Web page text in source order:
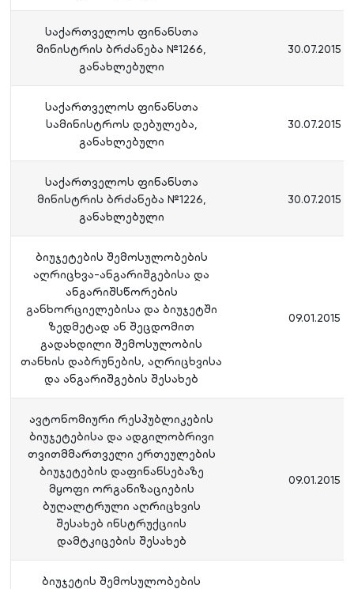
საქართველოს ფინანსთა
მინისტრის ბრძანება №1266,
განახლებული
30.07.2015
საქართველოს ფინანსთა
სამინისტროს დებულება,
განახლებული
30.07.2015
საქართველოს ფინანსთა
მინისტრის ბრძანება №1226,
განახლებული
30.07.2015
ბიუჯეტების შემოსულობების
აღრიცხვა-ანგარიშგებისა და
ანგარიშსწორების
განხორციელებისა და ბიუჯეტში
ზედმეტად ან შეცდომით
გადახდილი შემოსულობის
თანხის დაბრუნების, აღრიცხვისა
და ანგარიშგების შესახებ
09.01.2015
ავტონომიური რესპუბლიკების
ბიუჯეტებისა და ადგილობრივი
თვითმმართველი ერთეულების
ბიუჯეტების დაფინანსებაზე
მყოფი ორგანიზაციების
ბუღალტრული აღრიცხვის
შესახებ ინსტრუქციის
დამტკიცების შესახებ
09.01.2015
ბიუჯეტის შემოსულობების